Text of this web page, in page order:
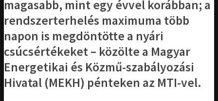
magasabb, mint egy évvel korábban; a
rendszerterhelés maximuma több
napon is megdöntötte a nyári
csúcsértékeket – közölte a Magyar
Energetikai és Közmű-szabályozási
Hivatal (MEKH) pénteken az MTI-vel.